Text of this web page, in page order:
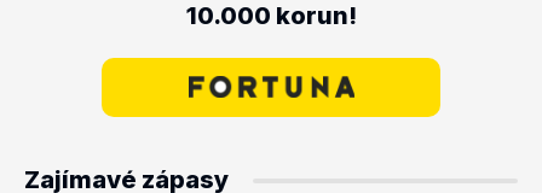
10.000 korun!
Zajímavé zápasy